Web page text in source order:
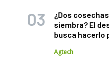
¿Dos
siembra? El
busca hacerlo
Agtech